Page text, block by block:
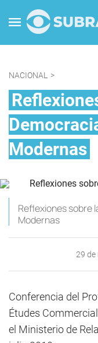
NACIONAL >
Modernas
Reflexiones sobre
Modernas
29
Conferencia del
Études
el Ministerio de